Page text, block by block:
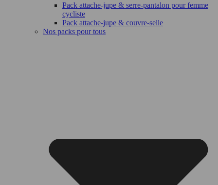
Pack attache-jupe & serre-pantalon pour femme
cycliste
Pack attache-jupe & couvre-selle
Nos packs pour tous